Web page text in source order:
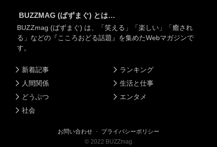
BUZZMAG (ばずまぐ) とは…
BUZZmag (ばずまぐ) は、「笑える」「楽しい」「癒され
る」などの『こころおどる話題』を集めたWebマガジンで
す。
新着記事
人間関係
どうぶつ
社会
ランキング
生活と仕事
エンタメ
お問い合わせ ・ プライバシーポリシー
© 2022 BUZZmag